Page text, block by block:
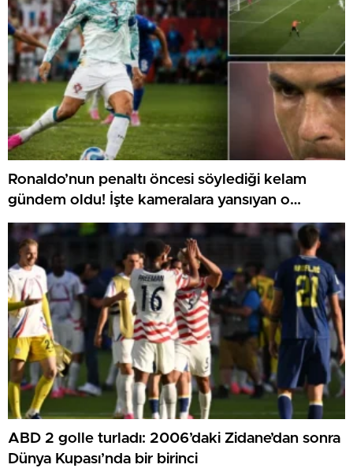
Ronaldo’nun penaltı öncesi söylediği kelam
gündem oldu! İşte kameralara yansıyan o
görüntü…
ABD 2 golle turladı: 2006’daki Zidane’dan sonra
Dünya Kupası’nda bir birinci